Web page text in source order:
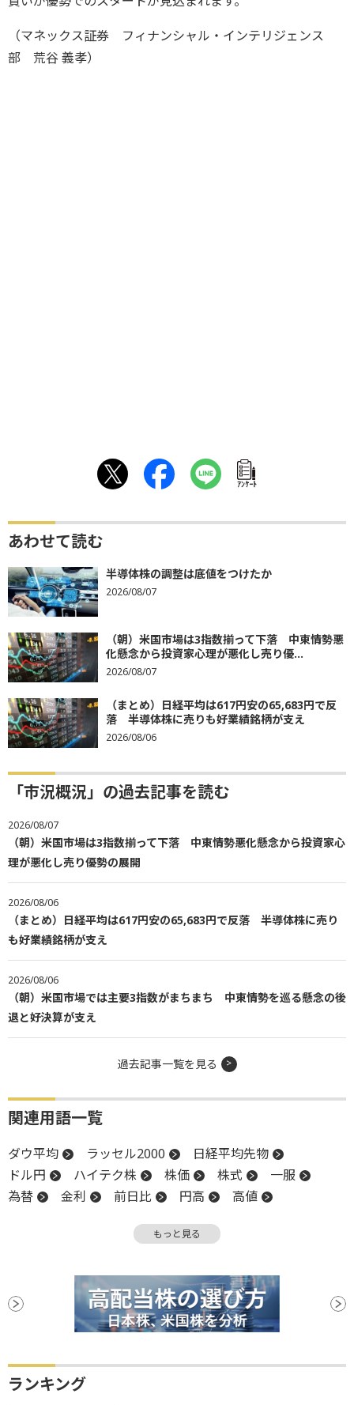
（マネックス証券 フィナンシャル・インテリジェンス
部 荒谷 義孝）
ｱﾝｹｰﾄ
あわせて読む
半導体株の調整は底値をつけたか
2026/08/07
（朝）米国市場は3指数揃って下落 中東情勢悪
化懸念から投資家心理が悪化し売り優...
2026/08/07
（まとめ）日経平均は617円安の65,683円で反
落 半導体株に売りも好業績銘柄が支え
2026/08/06
「市況概況」の過去記事を読む
2026/08/07
（朝）米国市場は3指数揃って下落 中東情勢悪化懸念から投資家心
理が悪化し売り優勢の展開
2026/08/06
（まとめ）日経平均は617円安の65,683円で反落 半導体株に売り
も好業績銘柄が支え
2026/08/06
（朝）米国市場では主要3指数がまちまち 中東情勢を巡る懸念の後
退と好決算が支え
過去記事一覧を見る
関連用語一覧
ダウ平均 ラッセル2000
日経平均先物
ドル円
ハイテク株 株価 株式
一服
為替
金利 前日比 円高
高値
業種別株価指数 NASDAQ
もっと見る
ランキング